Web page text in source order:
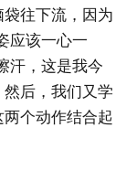
往下流，因为
应该一心一
汗，这是我今
后，我们又学
个动作结合起